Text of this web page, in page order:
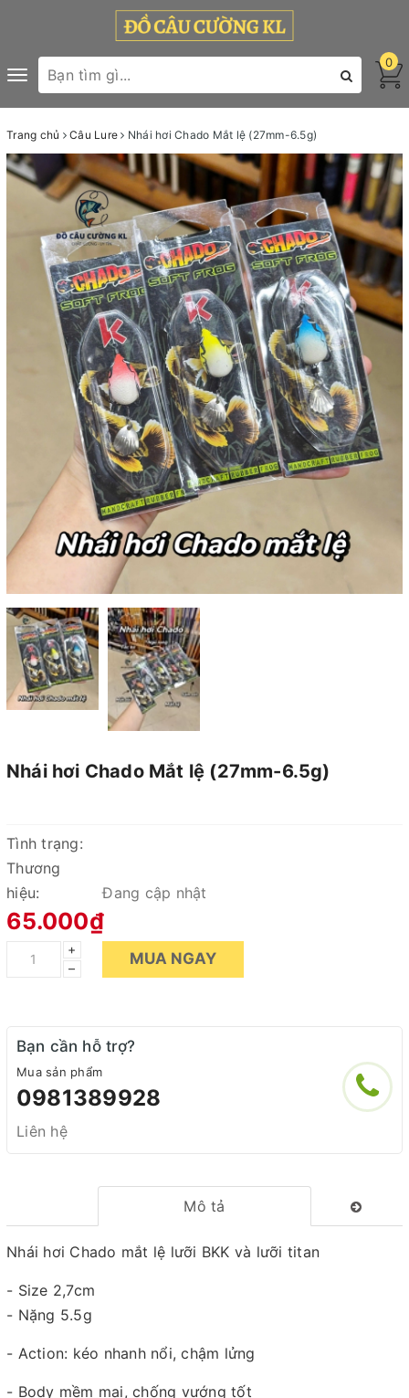
Toggle
navigation
0
Trang chủ Câu Lure Nhái hơi Chado Mắt lệ (27mm-6.5g)
Nhái hơi Chado Mắt lệ (27mm-6.5g)
Tình trạng:
Thương
hiệu:
Đang cập nhật
65.000₫
+
–
MUA NGAY
Bạn cần hỗ trợ?
Mua sản phẩm
0981389928
Liên hệ
Mô tả
Nhái hơi Chado mắt lệ lưỡi BKK và lưỡi titan
- Size 2,7cm
- Nặng 5.5g
- Action: kéo nhanh nổi, chậm lửng
- Body mềm mại, chống vướng tốt